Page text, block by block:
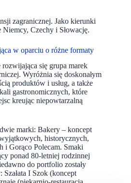
zagranicznej. Jako kierunki
Czechy i Słowację.
w oparciu o różne formaty
się grupa marek
Wyróżnia się doskonałym
produktów i usług, a także
gastronomicznych, które
kreując niepowtarzalną
marki: Bakery – koncept
historycznych,
i Gorąco Polecam. Smaki
ponad 80-letniej rodzinnej
do portfolio zostały
I Szok (koncept